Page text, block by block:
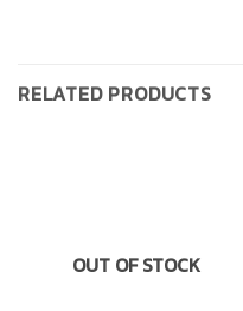
RELATED PRODUCTS
OUT OF STOCK